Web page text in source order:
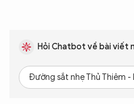
Hỏi Chatbot về bài viết
Đường sắt nhẹ Thủ Thiêm -